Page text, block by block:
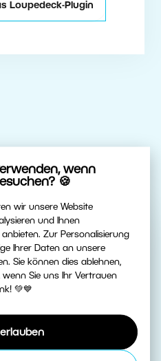
wenn
🍪
wir unsere Website
und Ihnen
Zur Personalisierung
Ihrer Daten an unsere
Sie können dies ablehnen,
Sie uns Ihr Vertrauen
💚💙
Loupedeck-Plugin
im regulären
müssen sich
kümmern,
alle Ihre Fotos
Sie im RAW-